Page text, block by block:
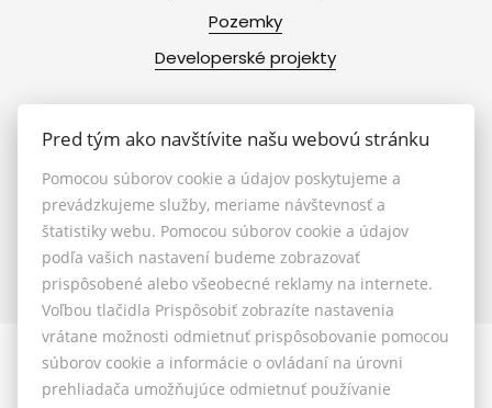
Pozemky
Developerské projekty
Info
Makléri
Napíšte nám
Kontakt
Pred tým ako navštívite našu webovú stránku
Pomocou súborov cookie a údajov poskytujeme a
prevádzkujeme služby, meriame návštevnosť a
štatistiky webu. Pomocou súborov cookie a údajov
podľa vašich nastavení budeme zobrazovať
prispôsobené alebo všeobecné reklamy na internete.
Voľbou tlačidla Prispôsobiť zobrazíte nastavenia
vrátane možnosti odmietnuť prispôsobovanie pomocou
súborov cookie a informácie o ovládaní na úrovni
prehliadača umožňujúce odmietnuť používanie